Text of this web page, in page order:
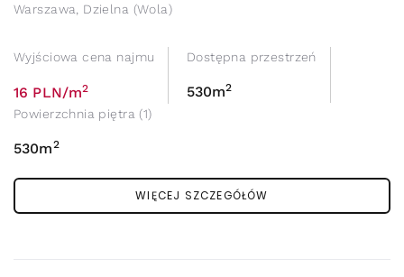
Warszawa, Dzielna (Wola)
Wyjściowa cena najmu
16 PLN/m2
Dostępna przestrzeń
530m2
Powierzchnia piętra (1)
530m2
WIĘCEJ SZCZEGÓŁÓW